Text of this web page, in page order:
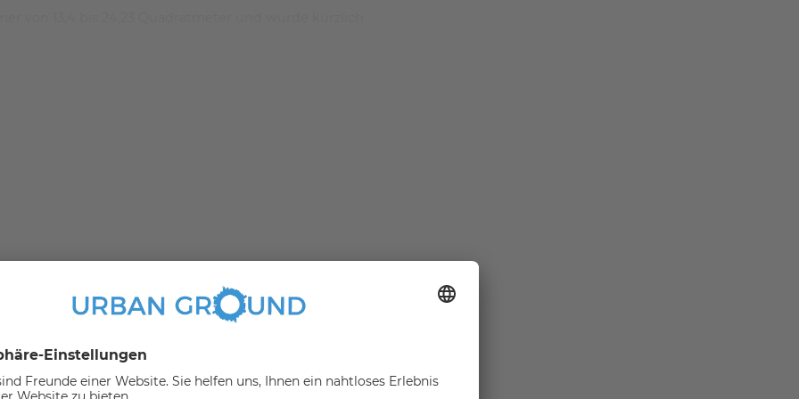
Flairs. Angesagte Restaurants, Bars und
Berliner treffen.
in der ruhigen Ecke der großen und luxuriösen 4-
großes und komfortables Bett, das mit einer